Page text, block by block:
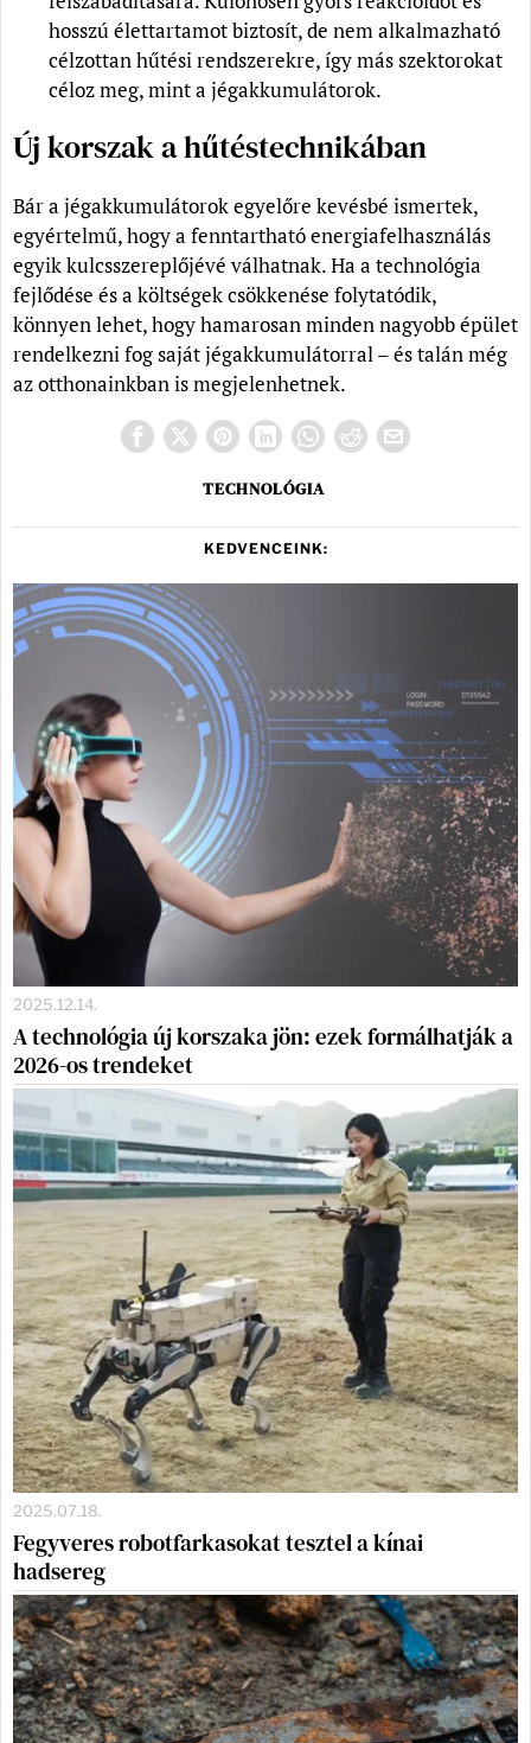
hosszú élettartamot biztosít, de nem alkalmazható
célzottan hűtési rendszerekre, így más szektorokat
céloz meg, mint a jégakkumulátorok.
Új korszak a hűtéstechnikában
Bár a jégakkumulátorok egyelőre kevésbé ismertek,
egyértelmű, hogy a fenntartható energiafelhasználás
egyik kulcsszereplőjévé válhatnak. Ha a technológia
fejlődése és a költségek csökkenése folytatódik,
könnyen lehet, hogy hamarosan minden nagyobb épület
rendelkezni fog saját jégakkumulátorral – és talán még
az otthonainkban is megjelenhetnek.
TECHNOLÓGIA
KEDVENCEINK:
2025.12.14.
A technológia új korszaka jön: ezek formálhatják a
2026-os trendeket
2025.07.18.
Fegyveres robotfarkasokat tesztel a kínai
hadsereg